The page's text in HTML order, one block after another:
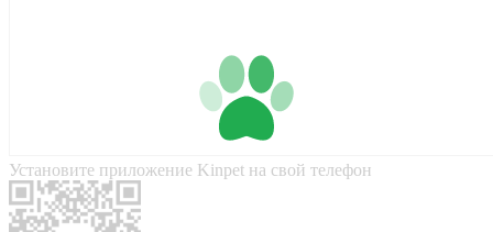
Установите приложение Kinpet на свой телефон